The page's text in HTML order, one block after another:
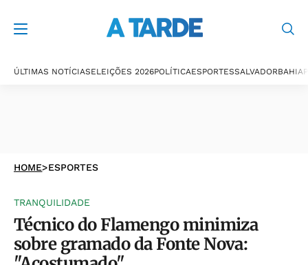
ÚLTIMAS NOTÍCIASELEIÇÕES 2026POLÍTICAESPORTESSALVADORBAHIA
HOME>ESPORTES
TRANQUILIDADE
Técnico do Flamengo minimiza
sobre gramado da Fonte Nova: